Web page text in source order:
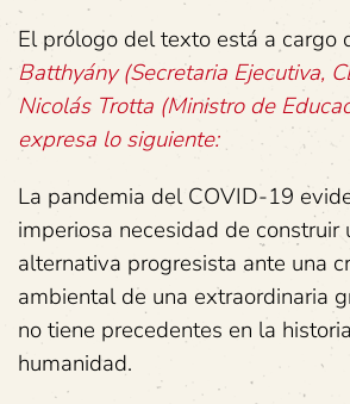
El prólogo del texto está a cargo
Batthyány (Secretaria Ejecutiva,
Nicolás Trotta (Ministro de
expresa lo siguiente:
La pandemia del COVID-19
imperiosa necesidad de construir
alternativa progresista ante una
ambiental de una extraordinaria
no tiene precedentes en la
humanidad.